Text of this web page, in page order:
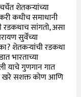
शेतकऱ्यांच्या
कधीच समाधानी
रडकथाच सांगतो, असा
सुर्वेंच्या
का? शेतकऱ्यांची रडकथा
भारताच्या
याचे गुणगान गात
खरे सशक्त कोण आणि